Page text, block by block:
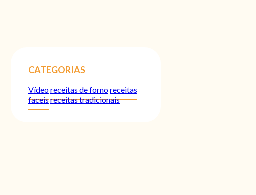
CATEGORIAS
Vídeoreceitas de fornoreceitas
faceisreceitas tradicionais